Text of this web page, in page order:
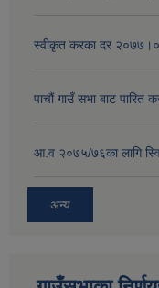
स्वीकृत करका दर
पाचौं गाउँ सभा बाट
आ.व २०७५/७६का लागि
अन्य